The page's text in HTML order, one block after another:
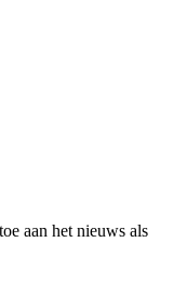
aan het nieuws als